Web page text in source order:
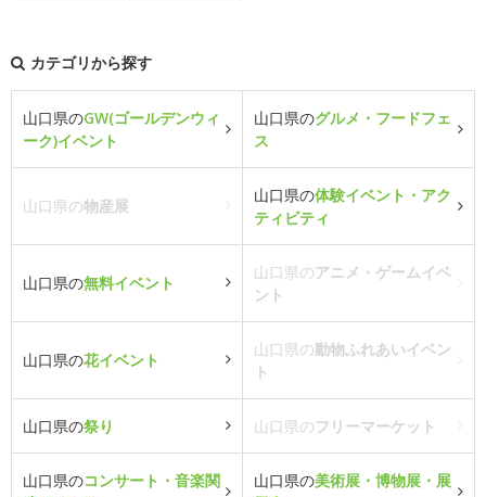
カテゴリから探す
山口県のGW(ゴールデンウィ
ーク)イベント
山口県のグルメ・フードフェ
ス
山口県の物産展
山口県の体験イベント・アク
ティビティ
山口県の無料イベント
山口県のアニメ・ゲームイベ
ント
山口県の花イベント
山口県の動物ふれあいイベン
ト
山口県の祭り 山口県のフリーマーケット
山口県のコンサート・音楽関
山口県の美術展・博物展・展